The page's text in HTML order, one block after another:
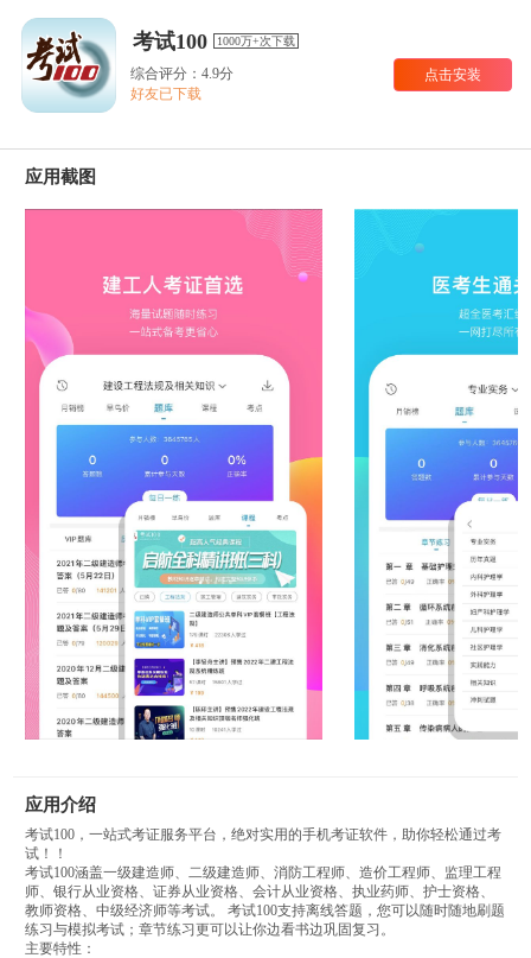
考试100 1000万+次下载
综合评分：4.9分
好友已下载
点击安装
应用截图
应用介绍
考试100，一站式考证服务平台，绝对实用的手机考证软件，助你轻松通过考
试！！
考试100涵盖一级建造师、二级建造师、消防工程师、造价工程师、监理工程
师、银行从业资格、证券从业资格、会计从业资格、执业药师、护士资格、
教师资格、中级经济师等考试。 考试100支持离线答题，您可以随时随地刷题
练习与模拟考试；章节练习更可以让你边看书边巩固复习。
主要特性：